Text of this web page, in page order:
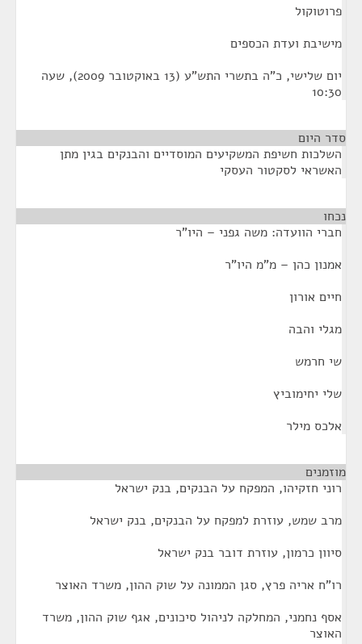
פרוטוקול
מישיבת ועדת הכספים
יום שלישי, כ"ה בתשרי התש"ע (13 באוקטובר 2009), שעה
10:30
סדר היום
השלכות חשיפת המשקיעים המוסדיים והבנקים בגין מתן
האשראי לסקטור העסקי
נכחו
חברי הוועדה: משה גפני – היו"ר
אמנון כהן – מ"מ היו"ר
חיים אורון
מגלי והבה
שי חרמש
שלי יחימוביץ
אלכס מילר
מוזמנים
רוני חזקיהו, המפקח על הבנקים, בנק ישראל
מרב שמש, עוזרת למפקח על הבנקים, בנק ישראל
סיוון כרמון, עוזרת דובר בנק ישראל
רו"ח אריה פרץ, סגן הממונה על שוק ההון, משרד האוצר
אסף נחמני, המחלקה לניהול סיכונים, אגף שוק ההון, משרד
האוצר